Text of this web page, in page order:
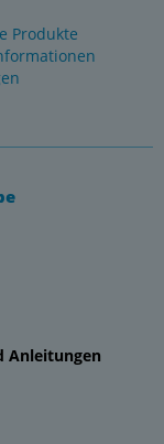
Produkte
Anleitungen